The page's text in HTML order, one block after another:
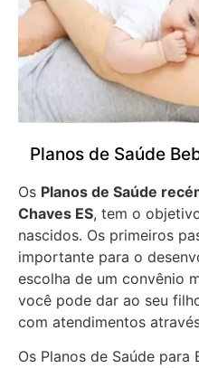
Planos de Saúde
Os Planos de Saúde
Chaves ES, tem o
nascidos. Os primeiros
importante para o
escolha de um convênio
você pode dar ao seu
com atendimentos
Os Planos de Saúde para